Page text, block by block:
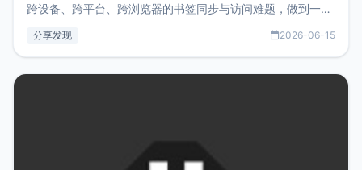
跨设备、跨平台、跨浏览器的书签同步与访问难题，做到一处
用，让管理更高效。ZMark官网地址：
分享发现 2026-06-15